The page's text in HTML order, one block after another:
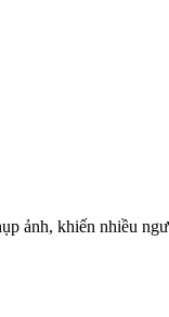
ảnh, khiến nhiều